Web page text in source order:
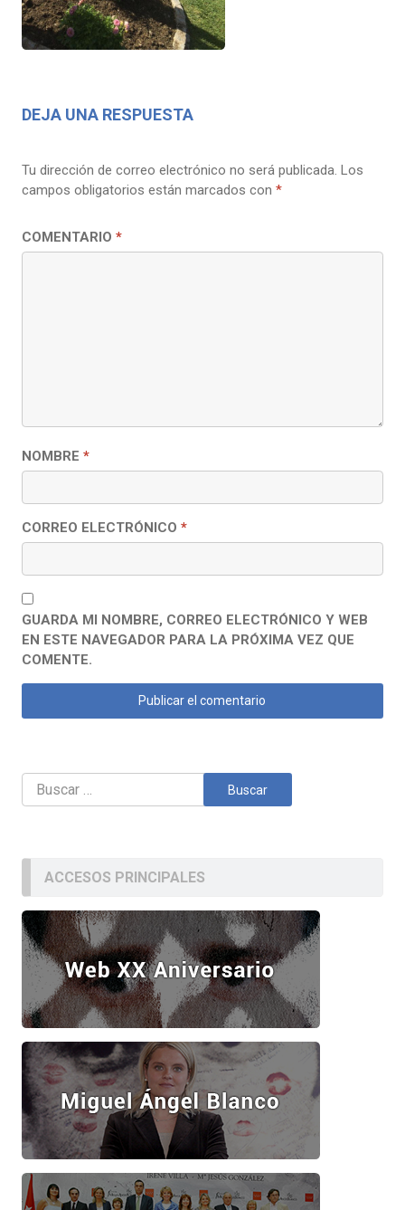
DEJA UNA RESPUESTA
Tu dirección de correo electrónico no será publicada. Los
campos obligatorios están marcados con *
COMENTARIO *
NOMBRE *
CORREO ELECTRÓNICO *
GUARDA MI NOMBRE, CORREO ELECTRÓNICO Y WEB
EN ESTE NAVEGADOR PARA LA PRÓXIMA VEZ QUE
COMENTE.
Buscar:
ACCESOS PRINCIPALES